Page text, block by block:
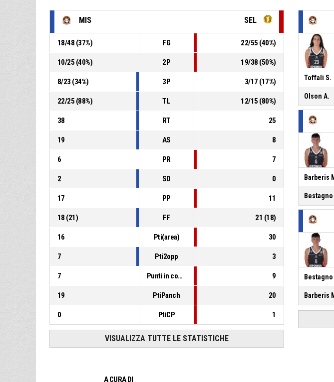
MIS SEL
18/48 (37%) FG 22/55 (40%)
10/25 (40%) 2P 19/38 (50%)
8/23 (34%) 3P 3/17 (17%)
22/25 (88%) TL 12/15 (80%)
38 RT 25
19 AS 8
6 PR 7
2 SD 0
17 PP 11
18 (21) FF 21 (18)
16 Pti(area) 30
7 Pti2opp 3
7 Punti in contropiede 9
19 PtiPanch 20
0 PtiCP 1
VISUALIZZA TUTTE LE STATISTICHE
Toffali S.
Olson A.
Barberis
Bestagno
Bestagno
Barberis
A CURA DI